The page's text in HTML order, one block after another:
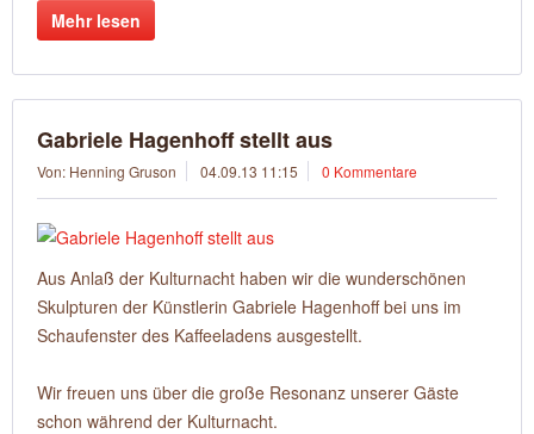
Mehr lesen
Gabriele Hagenhoff stellt aus
Von: Henning Gruson 04.09.13 11:15 0 Kommentare
Aus Anlaß der Kulturnacht haben wir die wunderschönen
Skulpturen der Künstlerin Gabriele Hagenhoff bei uns im
Schaufenster des Kaffeeladens ausgestellt.
Wir freuen uns über die große Resonanz unserer Gäste
schon während der Kulturnacht.